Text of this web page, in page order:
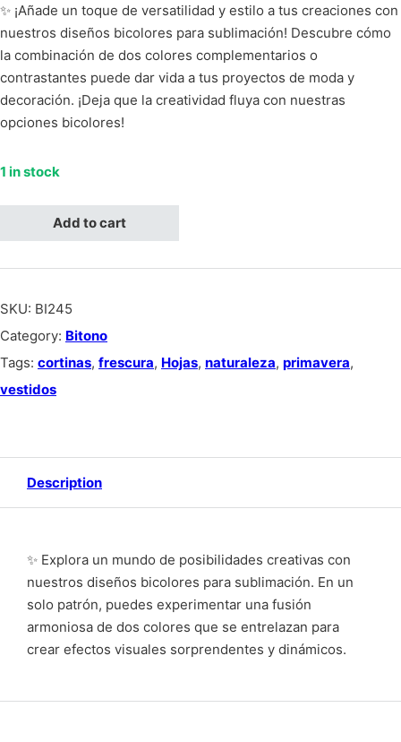
✨ ¡Añade un toque de versatilidad y estilo a tus creaciones con
nuestros diseños bicolores para sublimación! Descubre cómo
la combinación de dos colores complementarios o
contrastantes puede dar vida a tus proyectos de moda y
decoración. ¡Deja que la creatividad fluya con nuestras
opciones bicolores!
1 in stock
Bitono azul con blanco quantity
Add to cart
SKU: BI245
Category: Bitono
Tags: cortinas, frescura, Hojas, naturaleza, primavera,
vestidos
Description
✨ Explora un mundo de posibilidades creativas con
nuestros diseños bicolores para sublimación. En un
solo patrón, puedes experimentar una fusión
armoniosa de dos colores que se entrelazan para
crear efectos visuales sorprendentes y dinámicos.